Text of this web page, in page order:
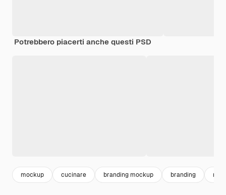
Potrebbero piacerti anche questi PSD
mockup cucinare branding mockup branding